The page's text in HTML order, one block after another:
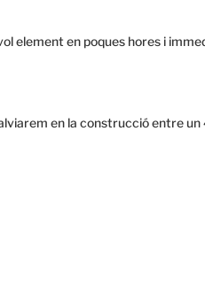
element en poques hores i
en la construcció entre